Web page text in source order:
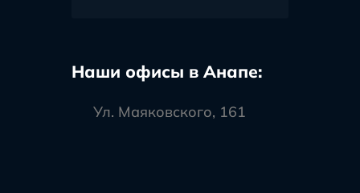
Наши офисы в Анапе:
Ул. Маяковского, 161